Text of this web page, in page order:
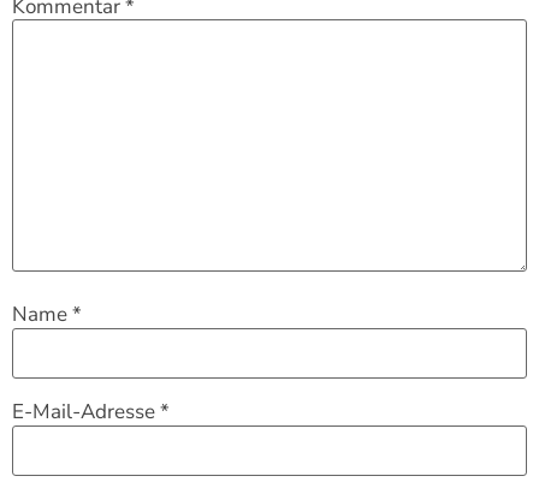
Kommentar*
Name*
E-Mail-Adresse*